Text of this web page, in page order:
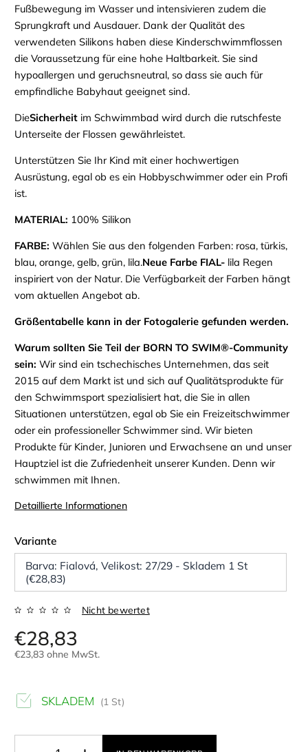
Fußbewegung im Wasser und intensivieren zudem die
Sprungkraft und Ausdauer. Dank der Qualität des
verwendeten Silikons haben diese Kinderschwimmflossen
die Voraussetzung für eine hohe Haltbarkeit. Sie sind
hypoallergen und geruchsneutral, so dass sie auch für
empfindliche Babyhaut geeignet sind.
DieSicherheit im Schwimmbad wird durch die rutschfeste
Unterseite der Flossen gewährleistet.
Unterstützen Sie Ihr Kind mit einer hochwertigen
Ausrüstung, egal ob es ein Hobbyschwimmer oder ein Profi
ist.
MATERIAL: 100% Silikon
FARBE: Wählen Sie aus den folgenden Farben: rosa, türkis,
blau, orange, gelb, grün, lila.Neue Farbe FIAL- lila Regen
inspiriert von der Natur. Die Verfügbarkeit der Farben hängt
vom aktuellen Angebot ab.
Größentabelle kann in der Fotogalerie gefunden werden.
Warum sollten Sie Teil der BORN TO SWIM®-Community
sein: Wir sind ein tschechisches Unternehmen, das seit
2015 auf dem Markt ist und sich auf Qualitätsprodukte für
den Schwimmsport spezialisiert hat, die Sie in allen
Situationen unterstützen, egal ob Sie ein Freizeitschwimmer
oder ein professioneller Schwimmer sind. Wir bieten
Produkte für Kinder, Junioren und Erwachsene an und unser
Hauptziel ist die Zufriedenheit unserer Kunden. Denn wir
schwimmen mit Ihnen.
Detaillierte Informationen
Variante
Barva: Fialová, Velikost: 27/29 - Skladem 1 St
(€28,83)
Nicht bewertet
€28,83
€23,83 ohne MwSt.
SKLADEM (1 St)